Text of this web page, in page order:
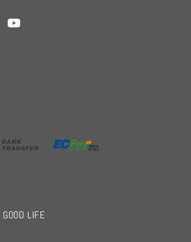
LIFE